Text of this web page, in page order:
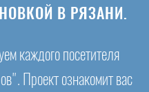
В РЯЗАНИ.
каждого посетителя
Проект ознакомит вас